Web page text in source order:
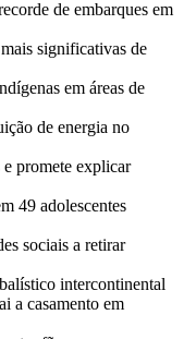
de embarques em
significativas de
em áreas de
de energia no
promete explicar
49 adolescentes
sociais a retirar
intercontinental
a casamento em